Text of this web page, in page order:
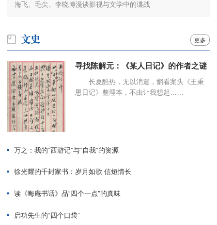
海飞、毛尖、李晓博漫谈影视与文学中的谍战
更多
寻找陈解元：《某人日记》的作者之谜
长夏酷热，无以消遣，翻看案头《王秉
恩日记》整理本，不由让我想起……
万之：我的“西游记”与“自我”的资源
徐光耀的千封家书：岁月如歌 信短情长
读《晦庵书话》品“四个一点”的真味
启功先生的“四个口袋”